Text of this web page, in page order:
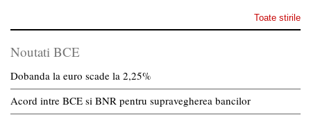
Toate stirile
Noutati BCE
Dobanda la euro scade la 2,25%
Acord intre BCE si BNR pentru supravegherea bancilor